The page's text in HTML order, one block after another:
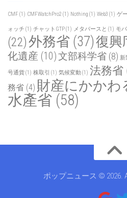
CMF (1) CMFWatchPro2 (1) Nothing (1) Web3 (1) ゲ
ォッチ (1) チャットGTP(1) メタバースと (1) モ
(22)外務省 (37)復興
化遺産 (10)文部科学省 (8) 新
号通貨(1) 株取引 (1) 気候変動(1) 法務省
務省 (4) 財産にかかわ
水產省 (58)
ポップニュース © 2026.